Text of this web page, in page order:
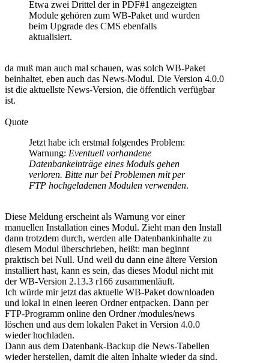
Etwa zwei Drittel der in PDF#1 angezeigten
Module gehören zum WB-Paket und wurden
beim Upgrade des CMS ebenfalls
aktualisiert.
da muß man auch mal schauen, was solch WB-Paket
beinhaltet, eben auch das News-Modul. Die Version 4.0.0
ist die aktuellste News-Version, die öffentlich verfügbar
ist.
Quote
Jetzt habe ich erstmal folgendes Problem:
Warnung: Eventuell vorhandene
Datenbankeinträge eines Moduls gehen
verloren. Bitte nur bei Problemen mit per
FTP hochgeladenen Modulen verwenden.
Diese Meldung erscheint als Warnung vor einer
manuellen Installation eines Modul. Zieht man den Install
dann trotzdem durch, werden alle Datenbankinhalte zu
diesem Modul überschrieben, heißt: man beginnt
praktisch bei Null. Und weil du dann eine ältere Version
installiert hast, kann es sein, das dieses Modul nicht mit
der WB-Version 2.13.3 r166 zusammenläuft.
Ich würde mir jetzt das aktuelle WB-Paket downloaden
und lokal in einen leeren Ordner entpacken. Dann per
FTP-Programm online den Ordner /modules/news
löschen und aus dem lokalen Paket in Version 4.0.0
wieder hochladen.
Dann aus dem Datenbank-Backup die News-Tabellen
wieder herstellen, damit die alten Inhalte wieder da sind.